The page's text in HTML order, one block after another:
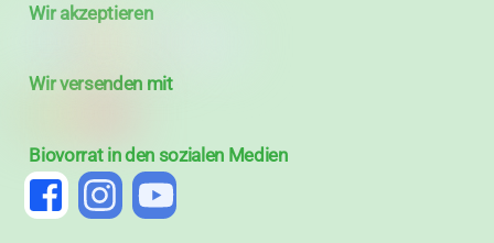
Wir akzeptieren
Wir versenden mit
Biovorrat in den sozialen Medien